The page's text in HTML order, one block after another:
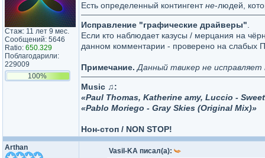
Стаж: 11 лет 9 мес.
Сообщений: 5646
Ratio: 650.329
Поблагодарили:
229009
100%
Есть определенный контингентне-людей,
Исправление "графические драйверы"
Если кто наблюдает казусы / мерцания на
данном комментарии - проверено на слабых
Примечание. Данный твикер не
Music ♫:
«Paul Thomas, Katherine amy, Luccio -
«Pablo Moriego - Gray Skies (Original Mix)»
Нон-стоп / NON STOP!
Arthan Vasil-KA писал(а):